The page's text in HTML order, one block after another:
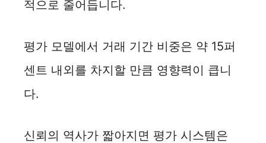
적으로 줄어듭니다.
평가 모델에서 거래 기간 비중은 약 15퍼
센트 내외를 차지할 만큼 영향력이 큽니
다.
신뢰의 역사가 짧아지면 평가 시스템은